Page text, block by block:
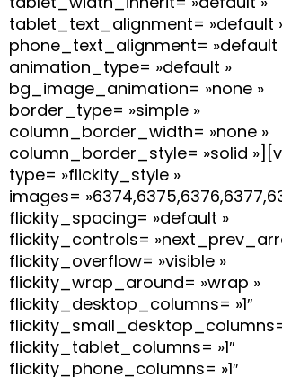
tablet_text_alignment= »default
phone_text_alignment= »default
animation_type= »default »
bg_image_animation= »none »
border_type= »simple »
column_border_width= »none »
column_border_style= »solid
type= »flickity_style »
images=
flickity_spacing= »default »
flickity_controls=
flickity_overflow= »visible »
flickity_wrap_around= »wrap »
flickity_desktop_columns= »1″
flickity_small_desktop_columns=
flickity_tablet_columns= »1″
flickity_phone_columns= »1″